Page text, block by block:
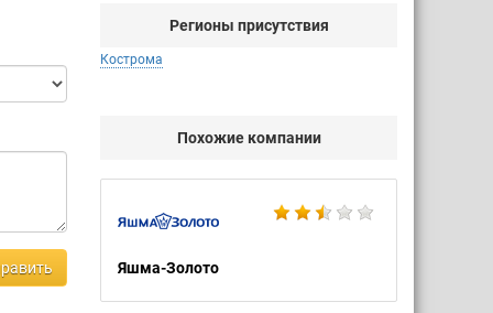
Регионы присутствия
Кострома
Похожие компании
Яшма-Золото